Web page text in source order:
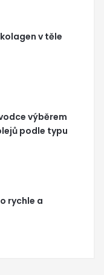
v těle
výběrem
podle typu
rychle a